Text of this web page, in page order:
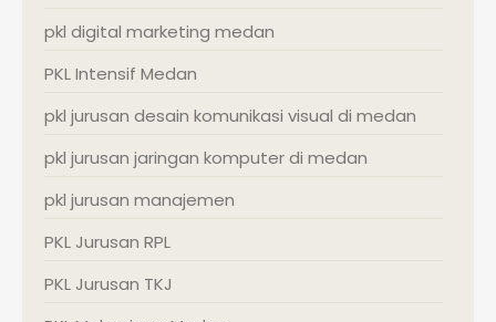
pkl digital marketing medan
PKL Intensif Medan
pkl jurusan desain komunikasi visual di medan
pkl jurusan jaringan komputer di medan
pkl jurusan manajemen
PKL Jurusan RPL
PKL Jurusan TKJ